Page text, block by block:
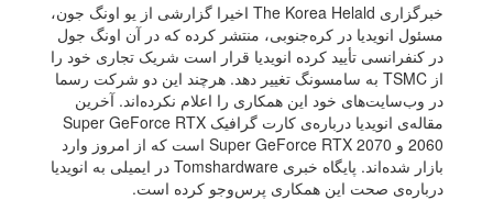
خبرگزاری The Korea Helald اخیرا گزارشی از یو اونگ جون،
مسئول انویدیا در کره‌‌جنوبی، منتشر کرده که در آن اونگ جول
در کنفرانسی تأیید کرده انویدیا قرار است شریک تجاری خود را
از TSMC به سامسونگ تغییر دهد. هرچند این دو شرکت رسما
در وب‌سایت‌های خود این همکاری را اعلام نکرده‌اند. آخرین
مقاله‌ی انویدیا درباره‌ی کارت گرافیک Super GeForce RTX
2060 و Super GeForce RTX 2070 است که از امروز وارد
بازار شده‌اند. پایگاه خبری Tomshardware در ایمیلی به انویدیا
درباره‌ی صحت این همکاری پرس‌وجو کرده است.